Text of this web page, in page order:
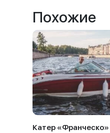
Похожие
Катер «Франческо»